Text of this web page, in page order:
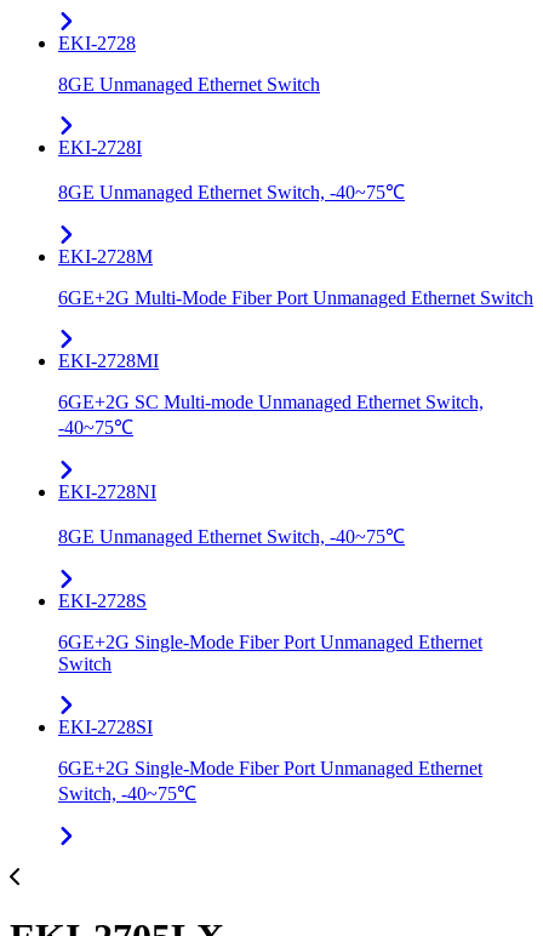
EKI-2728
8GE Unmanaged Ethernet Switch
EKI-2728I
8GE Unmanaged Ethernet Switch, -40~75℃
EKI-2728M
6GE+2G Multi-Mode Fiber Port Unmanaged Ethernet Switch
EKI-2728MI
6GE+2G SC Multi-mode Unmanaged Ethernet Switch,
-40~75℃
EKI-2728NI
8GE Unmanaged Ethernet Switch, -40~75℃
EKI-2728S
6GE+2G Single-Mode Fiber Port Unmanaged Ethernet
Switch
EKI-2728SI
6GE+2G Single-Mode Fiber Port Unmanaged Ethernet
Switch, -40~75℃